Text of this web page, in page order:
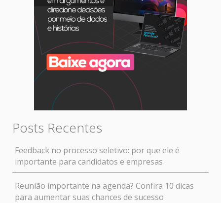
Posts Recentes
Feedback no processo seletivo: por que ele é
importante para candidatos e empresas
Reunião importante na agenda? Confira 10 dicas
para aumentar suas chances de sucesso